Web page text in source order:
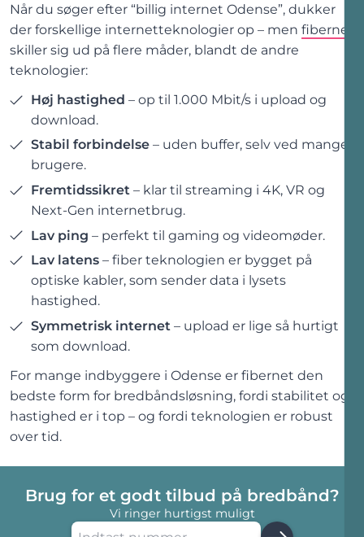
Når du søger efter “billig internet Odense”, dukker
der forskellige internetteknologier op – men fibernet
skiller sig ud på flere måder, blandt de andre
teknologier:
Høj hastighed – op til 1.000 Mbit/s i upload og
download.
Stabil forbindelse– uden buffer, selv ved mange
brugere.
Fremtidssikret– klar til streaming i 4K, VR og
Next-Gen internetbrug.
Lav ping – perfekt til gaming og videomøder.
Lav latens– fiber teknologien er bygget på
optiske kabler, som sender data i lysets
hastighed.
Symmetrisk internet – upload er lige så hurtigt
som download.
For mange indbyggere i Odense er fibernet den
bedste form for bredbåndsløsning, fordi stabilitet og
hastighed er i top – og fordi teknologien er robust
over tid.
Brug for et godt tilbud på bredbånd?
Vi ringer hurtigst muligt